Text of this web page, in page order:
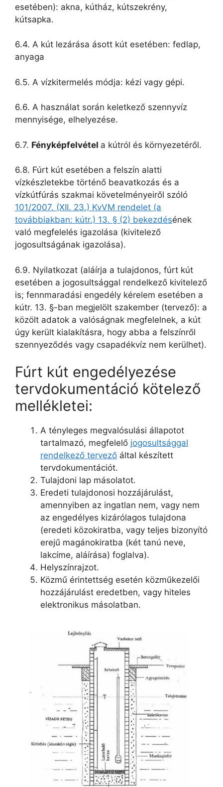
esetében): akna, kútház, kútszekrény,
kútsapka.
6.4. A kút lezárása ásott kút esetében: fedlap,
anyaga
6.5. A vízkitermelés módja: kézi vagy gépi.
6.6. A használat során keletkező szennyvíz
mennyisége, elhelyezése.
6.7. Fényképfelvétel a kútról és környezetéről.
6.8. Fúrt kút esetében a felszín alatti
vízkészletekbe történő beavatkozás és a
vízkútfúrás szakmai követelményeiről szóló
101/2007. (XII. 23.) KvVM rendelet (a
továbbiakban: kútr.) 13. § (2) bekezdésének
való megfelelés igazolása (kivitelező
jogosultságának igazolása).
6.9. Nyilatkozat (aláírja a tulajdonos, fúrt kút
esetében a jogosultsággal rendelkező kivitelező
is; fennmaradási engedély kérelem esetében a
kútr. 13. §-ban megjelölt szakember (tervező): a
közölt adatok a valóságnak megfelelnek, a kút
úgy került kialakításra, hogy abba a felszínről
szennyeződés vagy csapadékvíz nem kerülhet).
Fúrt kút engedélyezése
tervdokumentáció kötelező
mellékletei:
A tényleges megvalósulási állapotot
tartalmazó, megfelelő jogosultsággal
rendelkező tervező által készített
tervdokumentációt.
Tulajdoni lap másolatot.
Eredeti tulajdonosi hozzájárulást,
amennyiben az ingatlan nem, vagy nem
az engedélyes kizárólagos tulajdona
(eredeti közokiratba, vagy teljes bizonyító
erejű magánokiratba (két tanú neve,
lakcíme, aláírása) foglalva).
Helyszínrajzot.
Közmű érintettség esetén közműkezelői
hozzájárulást eredetben, vagy hiteles
elektronikus másolatban.